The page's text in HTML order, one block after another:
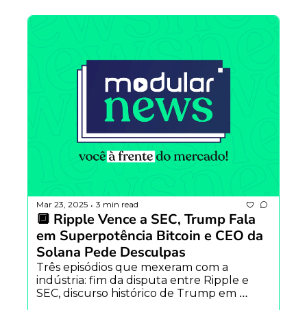
Mar 23, 2025 • 3 min read
🔲 Ripple Vence a SEC, Trump Fala
em Superpotência Bitcoin e CEO da
Solana Pede Desculpas
Três episódios que mexeram com a
indústria: fim da disputa entre Ripple e
SEC, discurso histórico de Trump em